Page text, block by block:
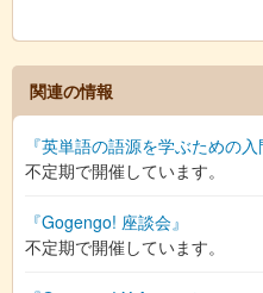
関連の情報
『英単語の語源を学ぶための入
不定期で開催しています。
『Gogengo! 座談会』
不定期で開催しています。